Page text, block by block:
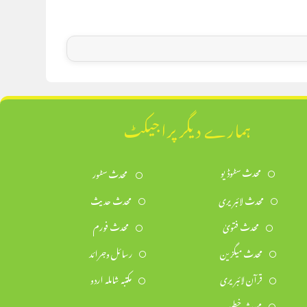
ہمارے دیگر پراجیکٹ
محدث سٹوڈیو
محدث سٹور
محدث لائبریری
محدث حدیث
محدث فتویٰ
محدث فورم
محدث میگزین
رسائل وجرائد
قرآن لائبریری
مکتبہ شاملہ اردو